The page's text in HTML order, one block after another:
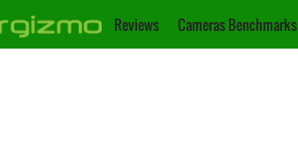
Reviews Cameras Benchmarks